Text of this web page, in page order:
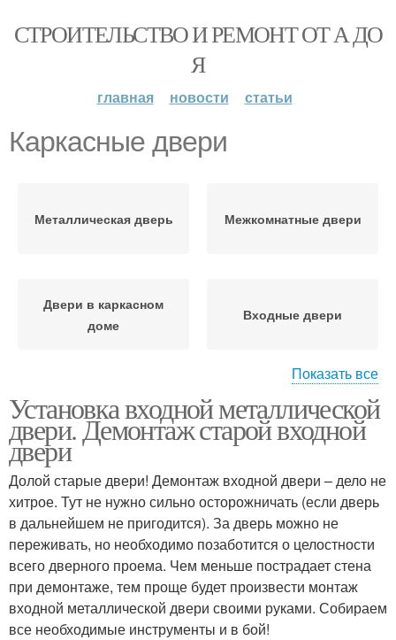
СТРОИТЕЛЬСТВО И РЕМОНТ ОТ А ДО
Я
главная новости статьи
Каркасные двери
Металлическая дверь Межкомнатные двери
Двери в каркасном
доме
Входные двери
Двери из массива Металлические двери
Внутренние двери Двери в доме
Двери в квартиру
Показать все
Установка входной металлической
двери. Демонтаж старой входной
двери
Долой старые двери! Демонтаж входной двери – дело не
хитрое. Тут не нужно сильно осторожничать (если дверь
в дальнейшем не пригодится). За дверь можно не
переживать, но необходимо позаботится о целостности
всего дверного проема. Чем меньше пострадает стена
при демонтаже, тем проще будет произвести монтаж
входной металлической двери своими руками. Собираем
все необходимые инструменты и в бой!